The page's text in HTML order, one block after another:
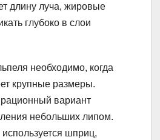
длину луча, жировые
глубоко в слои
необходимо, когда
крупные размеры.
вариант
небольших липом.
шприц,